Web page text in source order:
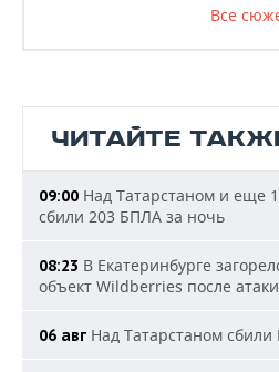
Все
ЧИТАЙТЕ
09:00 Над Татарстаном и еще
сбили 203 БПЛА за ночь
08:23 В Екатеринбурге
объект Wildberries после
06 авг Над Татарстаном